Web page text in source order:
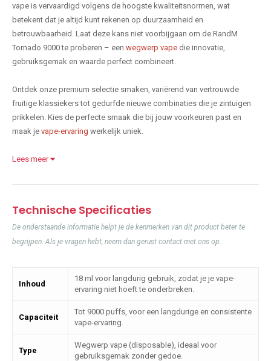
vape is vervaardigd volgens de hoogste kwaliteitsnormen, wat
betekent dat je altijd kunt rekenen op duurzaamheid en
betrouwbaarheid. Laat deze kans niet voorbijgaan om de RandM
Tornado 9000 te proberen – een wegwerp vape die innovatie,
gebruiksgemak en waarde perfect combineert.
Ontdek onze premium selectie smaken, variërend van vertrouwde
fruitige klassiekers tot gedurfde nieuwe combinaties die je zintuigen
prikkelen. Kies de perfecte smaak die bij jouw voorkeuren past en
maak je vape-ervaring werkelijk uniek.
Lees meer
Technische Specificaties
De onderstaande informatie helpt je de kenmerken van dit product beter te
begrijpen. Als je vragen hebt, neem dan gerust contact met ons op.
Inhoud
18 ml voor langdurig gebruik, zodat je je vape-
ervaring niet hoeft te onderbreken.
Capaciteit
Tot 9000 puffs, voor een langdurige en consistente
vape-ervaring.
Type
Wegwerp vape (disposable), ideaal voor
gebruiksgemak zonder gedoe.